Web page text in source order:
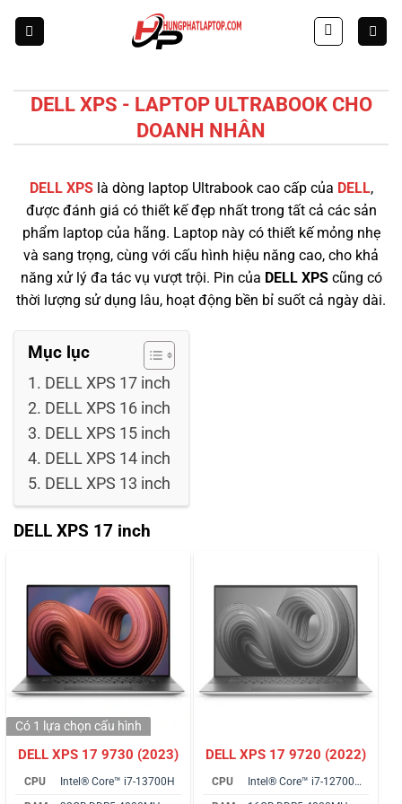
DELL XPS - LAPTOP ULTRABOOK CHO
DOANH NHÂN
DELL XPSlà dòng laptop Ultrabook cao cấp của DELL,
được đánh giá có thiết kế đẹp nhất trong tất cả các sản
phẩm laptop của hãng. Laptop này có thiết kế mỏng nhẹ
và sang trọng, cùng với cấu hình hiệu năng cao, cho khả
năng xử lý đa tác vụ vượt trội. Pin của DELL XPScũng có
thời lượng sử dụng lâu, hoạt động bền bỉ suốt cả ngày dài.
Mục lục
DELL XPS 17 inch
DELL XPS 16 inch
DELL XPS 15 inch
DELL XPS 14 inch
DELL XPS 13 inch
DELL XPS 17 inch
DELL XPS 17 9730 (2023)
CPU
Intel® Core™ i7-13700H
Có 1 lựa chọn cấu hình
DELL XPS 17 9720 (2022)
CPU
Intel® Core™ i7-12700H vPro